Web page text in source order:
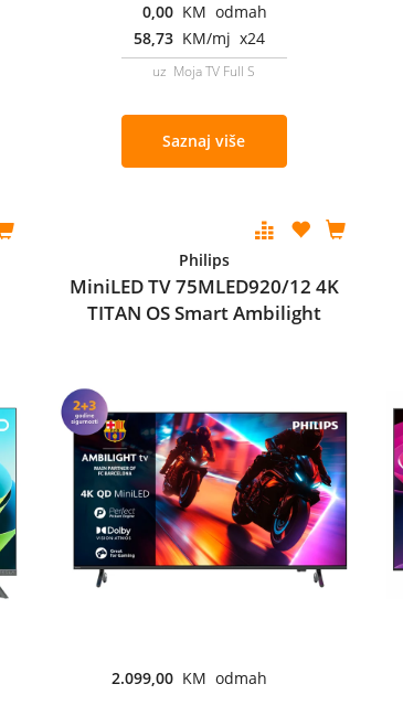
0,00 KM odmah
58,73 KM/mj x24
uz Moja TV Full S
Saznaj više
Philips
MiniLED TV 75MLED920/12 4K
TITAN OS Smart Ambilight
2.099,00 KM odmah